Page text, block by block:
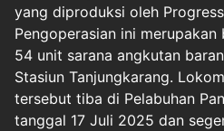
yang diproduksi oleh
Pengoperasian ini
54 unit sarana angkutan
Stasiun Tanjungkarang.
tersebut tiba di Pelabuhan
tanggal 17 Juli 2025 dan